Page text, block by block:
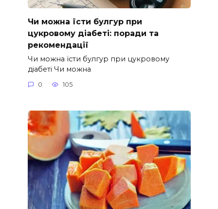
Чи можна їсти булгур при
цукровому діабеті: поради та
рекомендації
Чи можна їсти булгур при цукровому
діабеті Чи можна
0 105